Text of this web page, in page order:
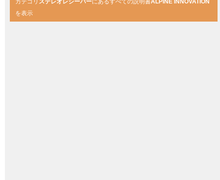
カテゴリ ステレオレシーバーにあるすべての説明書ALPINE INNOVATION
を表示